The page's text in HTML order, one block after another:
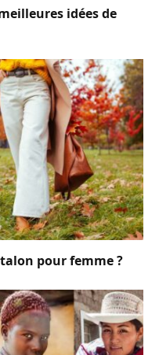
idées de
pour femme ?